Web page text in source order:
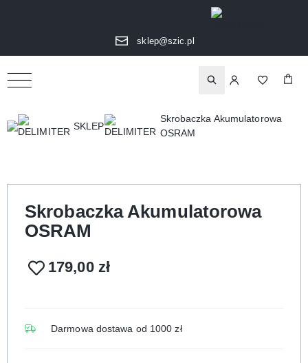
sklep@szic.pl
SKLEP
Skrobaczka Akumulatorowa
OSRAM
Skrobaczka Akumulatorowa
OSRAM
179,00 zł
Darmowa dostawa od 1000 zł